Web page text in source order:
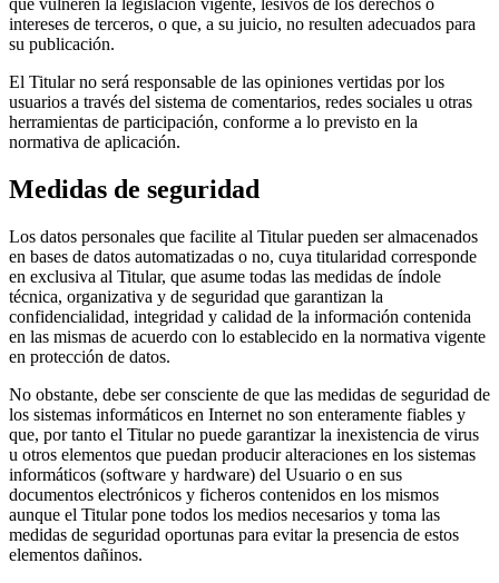
intereses de terceros, o que, a su juicio, no resulten adecuados para
su publicación.
El Titular no será responsable de las opiniones vertidas por los
usuarios a través del sistema de comentarios, redes sociales u otras
herramientas de participación, conforme a lo previsto en la
normativa de aplicación.
Medidas de seguridad
Los datos personales que facilite al Titular pueden ser almacenados
en bases de datos automatizadas o no, cuya titularidad corresponde
en exclusiva al Titular, que asume todas las medidas de índole
técnica, organizativa y de seguridad que garantizan la
confidencialidad, integridad y calidad de la información contenida
en las mismas de acuerdo con lo establecido en la normativa vigente
en protección de datos.
No obstante, debe ser consciente de que las medidas de seguridad de
los sistemas informáticos en Internet no son enteramente fiables y
que, por tanto el Titular no puede garantizar la inexistencia de virus
u otros elementos que puedan producir alteraciones en los sistemas
informáticos (software y hardware) del Usuario o en sus
documentos electrónicos y ficheros contenidos en los mismos
aunque el Titular pone todos los medios necesarios y toma las
medidas de seguridad oportunas para evitar la presencia de estos
elementos dañinos.